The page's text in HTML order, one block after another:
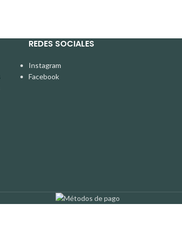
REDES SOCIALES
Instagram
Facebook